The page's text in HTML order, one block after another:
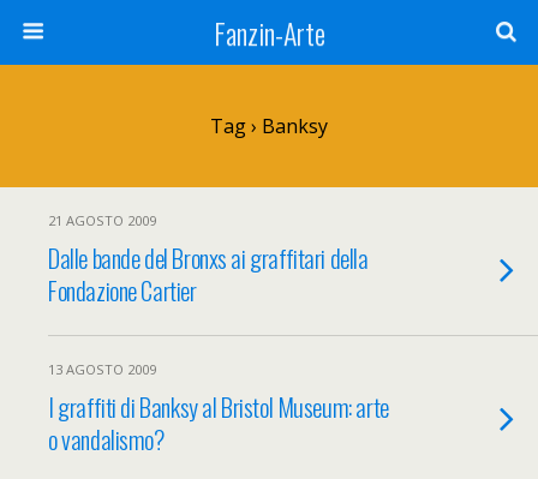
Fanzin-Arte
Tag › Banksy
21 AGOSTO 2009
Dalle bande del Bronxs ai graffitari della
Fondazione Cartier
13 AGOSTO 2009
I graffiti di Banksy al Bristol Museum: arte
o vandalismo?